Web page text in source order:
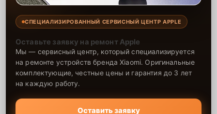
СПЕЦИАЛИЗИРОВАННЫЙ СЕРВИСНЫЙ ЦЕНТР APPLE
Оставьте заявку на ремонт Apple
Мы — сервисный центр, который специализируется
на ремонте устройств бренда Xiaomi. Оригинальные
комплектующие, честные цены и гарантия до 3 лет
на каждую работу.
Оставить заявку